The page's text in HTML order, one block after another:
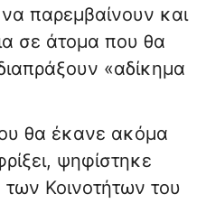
παρεμβαίνουν και
σε άτομα που θα
«αδίκημα
θα έκανε ακόμα
ψηφίστηκε
Κοινοτήτων του